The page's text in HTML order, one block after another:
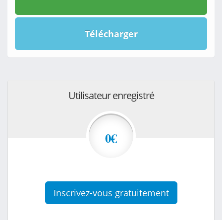
Télécharger
Utilisateur enregistré
0€
Inscrivez-vous gratuitement